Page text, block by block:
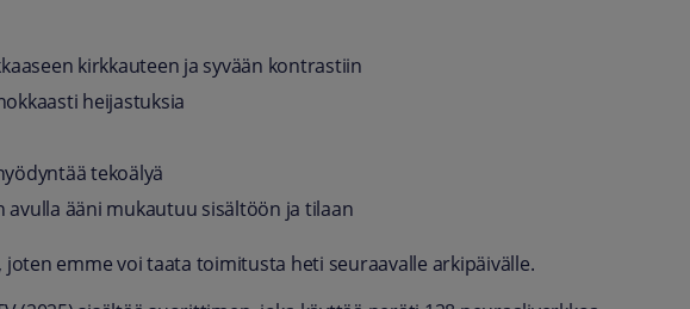
kirkkauteen ja syvään kontrastiin
heijastuksia
tekoälyä
avulla ääni mukautuu sisältöön ja tilaan
emme voi taata toimitusta heti seuraavalle arkipäivälle.